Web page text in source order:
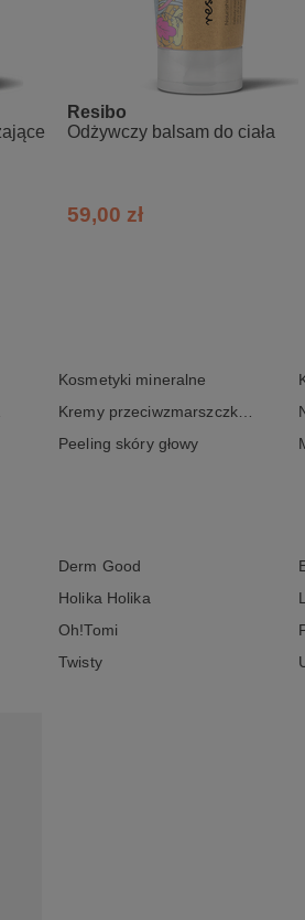
Xanthan Gum*, Tetrasodium
Linalool
Resibo
Odżywczy balsam do ciała
59,00 zł
Kosmetyki mineralne
Kremy przeciwzmarszczkowe
Peeling skóry głowy
Derm Good
Holika Holika
Oh!Tomi
Twisty